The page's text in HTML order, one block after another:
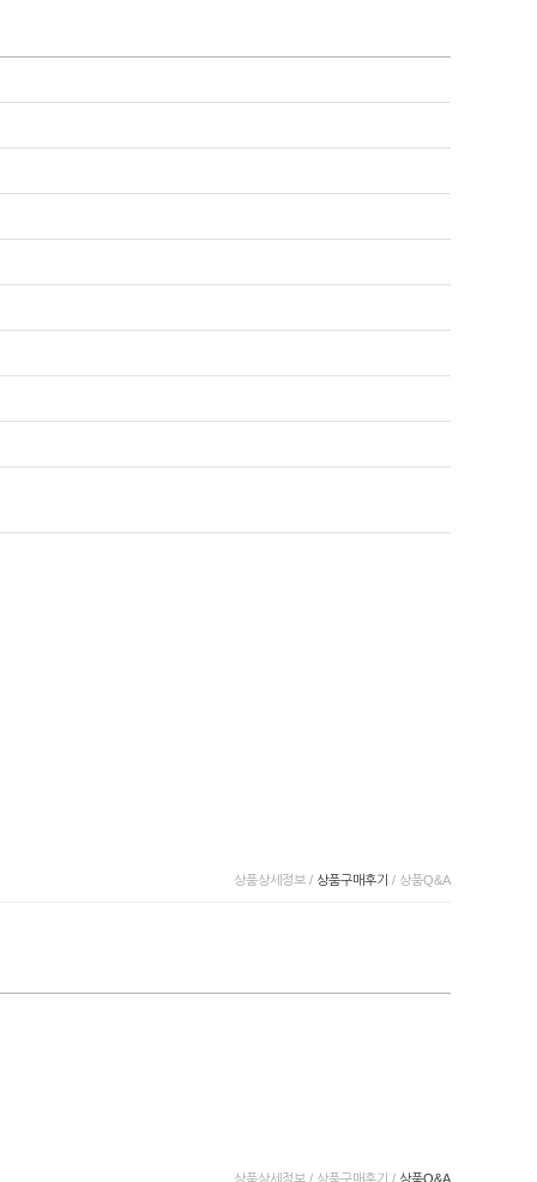
상품상세정보 / 상품구매후기 / 상품Q&A
상품상세정보 / 상품구매후기 / 상품Q&A